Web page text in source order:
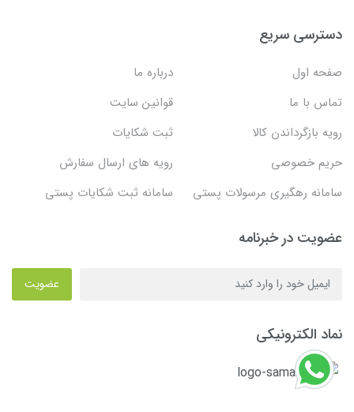
دسترسی سریع
صفحه اول
درباره ما
تماس با ما
قوانین سایت
رویه بازگرداندن کالا
ثبت شکایات
حریم خصوصی
رویه های ارسال سفارش
سامانه رهگیری مرسولات پستی
سامانه ثبت شکایات پستی
عضویت در خبرنامه
عضویت
نماد الکترونیکی